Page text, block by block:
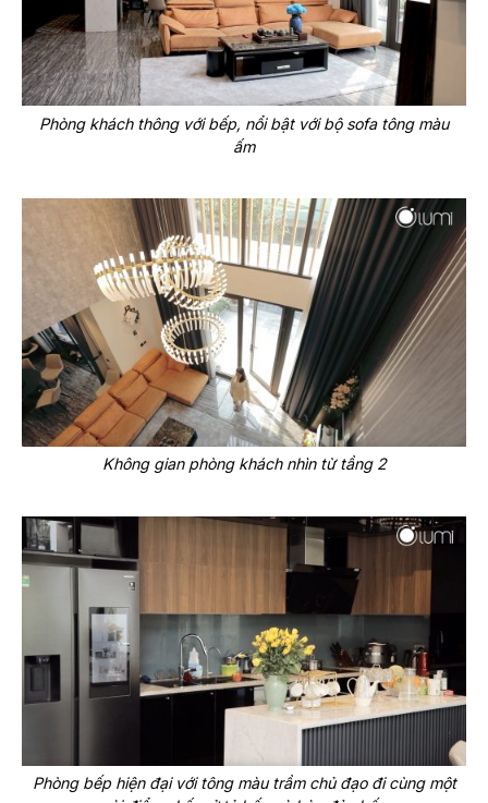
Phòng khách thông với bếp, nổi bật với bộ sofa tông màu
ấm
Không gian phòng khách nhìn từ tầng 2
Phòng bếp hiện đại với tông màu trầm chủ đạo đi cùng một